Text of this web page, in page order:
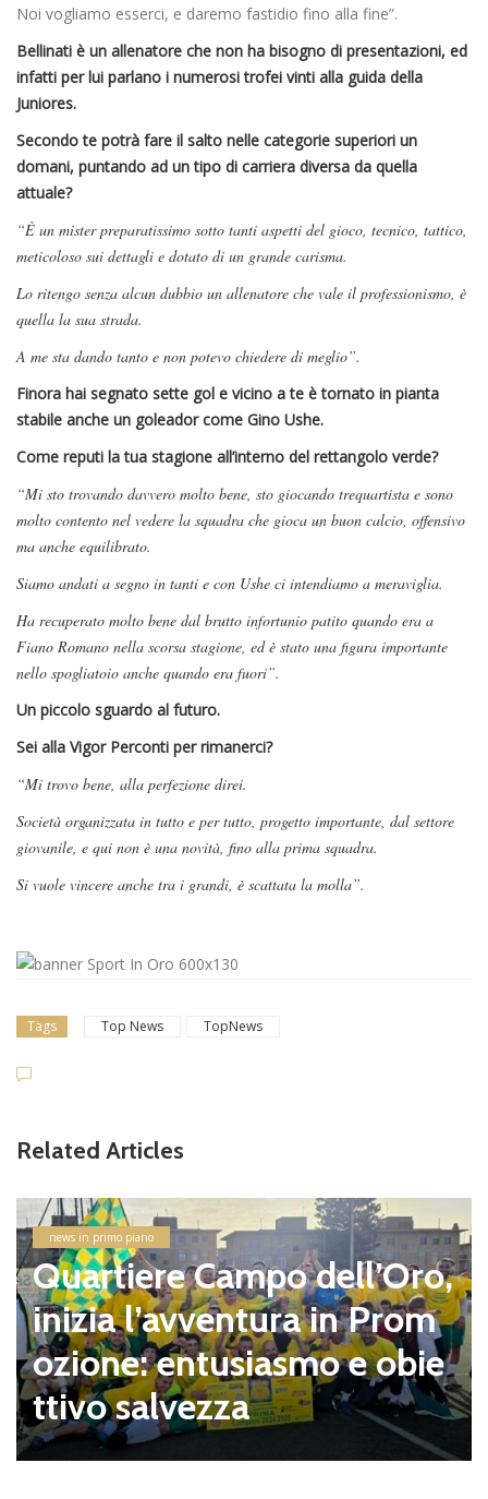
Noi vogliamo esserci, e daremo fastidio fino alla fine”.
Bellinati è un allenatore che non ha bisogno di presentazioni, ed
infatti per lui parlano i numerosi trofei vinti alla guida della
Juniores.
Secondo te potrà fare il salto nelle categorie superiori un
domani, puntando ad un tipo di carriera diversa da quella
attuale?
“È un mister preparatissimo sotto tanti aspetti del gioco, tecnico, tattico,
meticoloso sui dettagli e dotato di un grande carisma.
Lo ritengo senza alcun dubbio un allenatore che vale il professionismo, è
quella la sua strada.
A me sta dando tanto e non potevo chiedere di meglio”.
Finora hai segnato sette gol e vicino a te è tornato in pianta
stabile anche un goleador come Gino Ushe.
Come reputi la tua stagione all’interno del rettangolo verde?
“Mi sto trovando davvero molto bene, sto giocando trequartista e sono
molto contento nel vedere la squadra che gioca un buon calcio, offensivo
ma anche equilibrato.
Siamo andati a segno in tanti e con Ushe ci intendiamo a meraviglia.
Ha recuperato molto bene dal brutto infortunio patito quando era a
Fiano Romano nella scorsa stagione, ed è stato una figura importante
nello spogliatoio anche quando era fuori”.
Un piccolo sguardo al futuro.
Sei alla Vigor Perconti per rimanerci?
“Mi trovo bene, alla perfezione direi.
Società organizzata in tutto e per tutto, progetto importante, dal settore
giovanile, e qui non è una novità, fino alla prima squadra.
Si vuole vincere anche tra i grandi, è scattata la molla”.
Tags Top News TopNews
Related Articles
news in primo piano
Quartiere Campo dell’Oro,
inizia l’avventura in Prom
ozione: entusiasmo e obie
ttivo salvezza